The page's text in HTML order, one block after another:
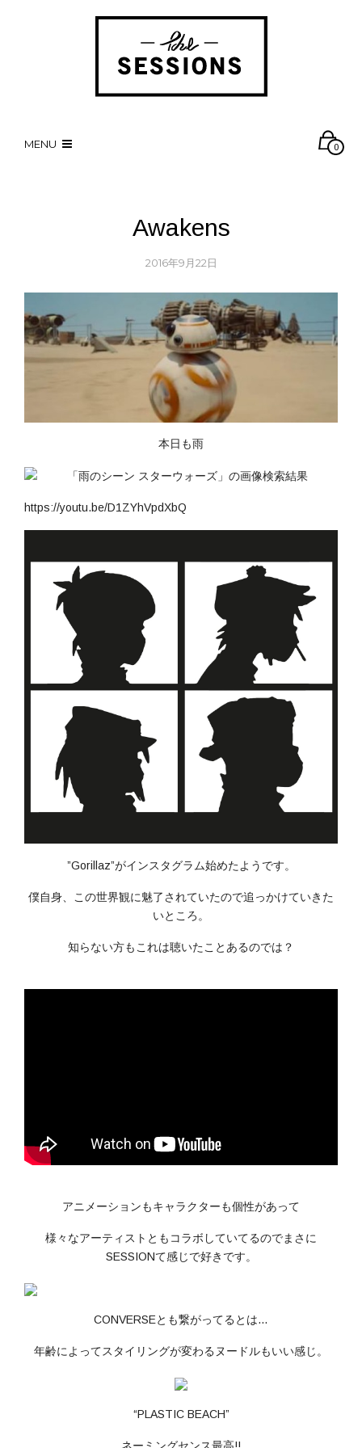
MENU 0
Awakens
2016年9月22日
本日も雨
https://youtu.be/D1ZYhVpdXbQ
”Gorillaz”がインスタグラム始めたようです。
僕自身、この世界観に魅了されていたので追っかけていきた
いところ。
知らない方もこれは聴いたことあるのでは？
アニメーションもキャラクターも個性があって
様々なアーティストともコラボしていてるのでまさに
SESSIONて感じで好きです。
CONVERSEとも繋がってるとは…
年齢によってスタイリングが変わるヌードルもいい感じ。
“PLASTIC BEACH”